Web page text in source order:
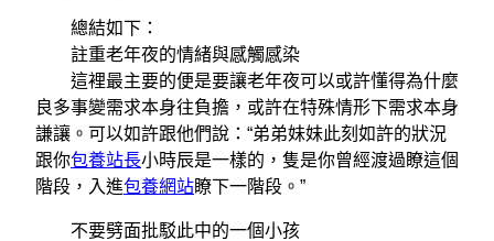
總結如下：
註重老年夜的情緒與感觸感染
這裡最主要的便是要讓老年夜可以或許懂得為什麼
良多事變需求本身往負擔，或許在特殊情形下需求本身
謙讓。可以如許跟他們說：“弟弟妹妹此刻如許的狀況
跟你包養站長小時辰是一樣的，隻是你曾經渡過瞭這個
階段，入進包養網站瞭下一階段。”
不要劈面批駁此中的一個小孩